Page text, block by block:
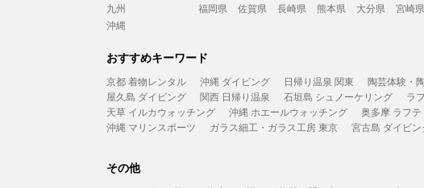
九州
福岡県 佐賀県 長崎県 熊本県 大分県 宮崎県
沖縄
おすすめキーワード
京都 着物レンタル 沖縄 ダイビング 日帰り温泉 関東 陶芸体験・
屋久島 ダイビング
関西 日帰り温泉 石垣島 シュノーケリング ラ
天草 イルカウォッチング
沖縄 ホエールウォッチング 奥多摩 ラフ
沖縄 マリンスポーツ
ガラス細工・ガラス工房 東京 宮古島 ダイビン
その他